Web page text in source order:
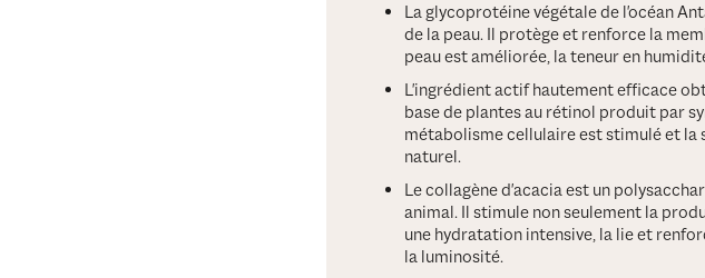
La glycoprotéine végétale de l'océan
de la peau. Il protège et renforce la
peau est améliorée, la teneur en
L'ingrédient actif hautement efficace
base de plantes au rétinol produit par
métabolisme cellulaire est stimulé et la
naturel.
Le collagène d'acacia est un
animal. Il stimule non seulement la
une hydratation intensive, la lie et
la luminosité.